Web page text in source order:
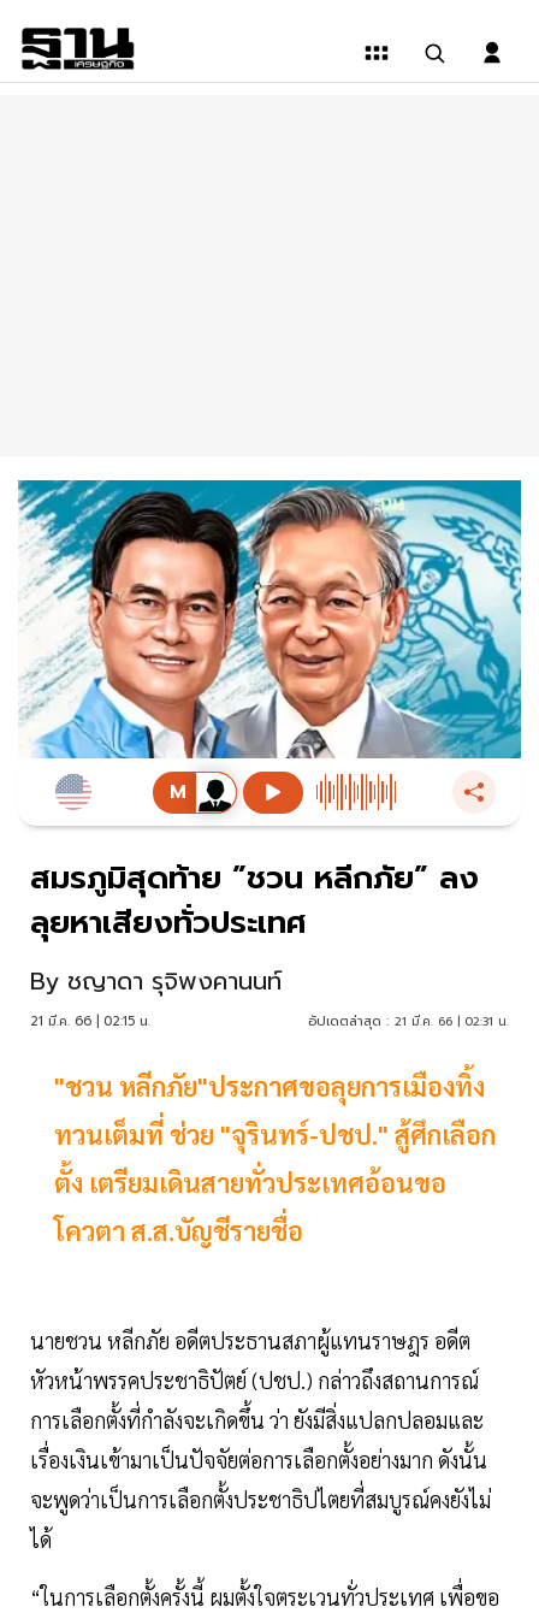
สมรภูมิสุดท้าย ”ชวน หลีกภัย” ลง
ลุยหาเสียงทั่วประเทศ
By ชญาดา รุจิพงคานนท์
21 มี.ค. 66 | 02:15 น. อัปเดตล่าสุด : 21 มี.ค. 66 | 02:31 น.
"ชวน หลีกภัย"ประกาศขอลุยการเมืองทิ้ง
ทวนเต็มที่ ช่วย "จุรินทร์-ปชป." สู้ศึกเลือก
ตั้ง เตรียมเดินสายทั่วประเทศอ้อนขอ
โควตา ส.ส.บัญชีรายชื่อ
นายชวน หลีกภัย อดีตประธานสภาผู้แทนราษฎร อดีต
หัวหน้าพรรคประชาธิปัตย์ (ปชป.) กล่าวถึงสถานการณ์
การเลือกตั้งที่กำลังจะเกิดขึ้น ว่า ยังมีสิ่งแปลกปลอมและ
เรื่องเงินเข้ามาเป็นปัจจัยต่อการเลือกตั้งอย่างมาก ดังนั้น
จะพูดว่าเป็นการเลือกตั้งประชาธิปไตยที่สมบูรณ์คงยังไม่
ได้
“ในการเลือกตั้งครั้งนี้ ผมตั้งใจตระเวนทั่วประเทศ เพื่อขอ